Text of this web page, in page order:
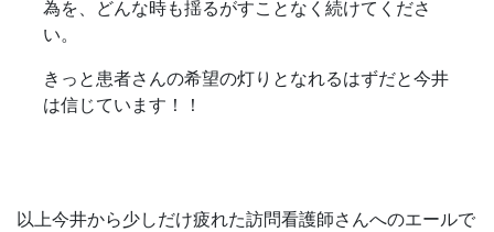
為を、どんな時も揺るがすことなく続けてくださ
い。
きっと患者さんの希望の灯りとなれるはずだと今井
は信じています！！
以上今井から少しだけ疲れた訪問看護師さんへのエールで